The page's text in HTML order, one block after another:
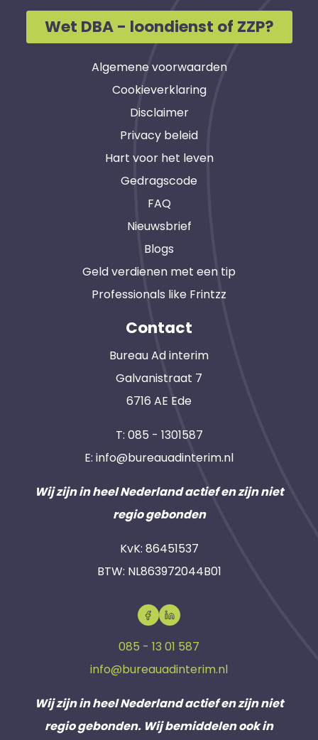
Wet DBA - loondienst of ZZP?
Algemene voorwaarden
Cookieverklaring
Disclaimer
Privacy beleid
Hart voor het leven
Gedragscode
FAQ
Nieuwsbrief
Blogs
Geld verdienen met een tip
Professionals like Frintzz
Contact
Bureau Ad interim
Galvanistraat 7
6716 AE Ede
T: 085 - 1301587
E: info@bureauadinterim.nl
Wij zijn in heel Nederland actief en zijn niet
regio gebonden
KvK: 86451537
BTW: NL863972044B01
085 - 13 01 587
info@bureauadinterim.nl
Wij zijn in heel Nederland actief en zijn niet
regio gebonden. Wij bemiddelen ook in